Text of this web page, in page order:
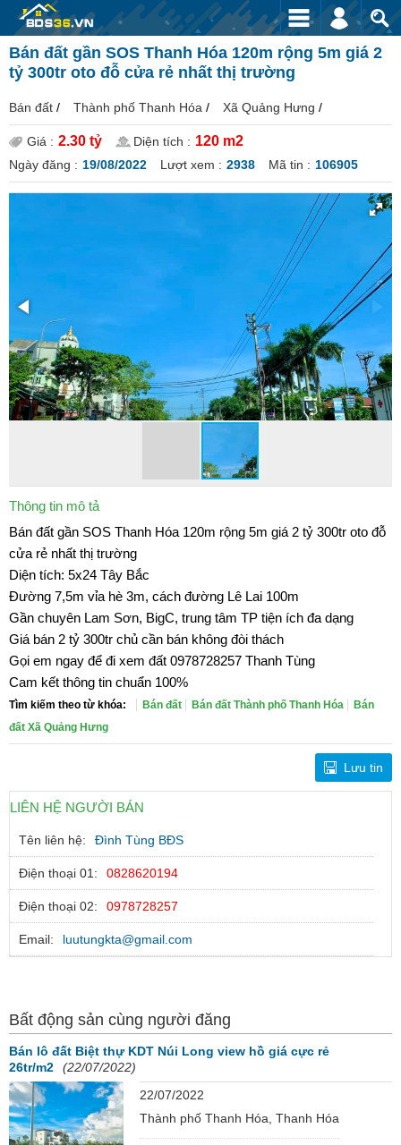
Bán đất gần SOS Thanh Hóa 120m rộng 5m giá 2
tỷ 300tr oto đỗ cửa rẻ nhất thị trường
Bán đất / Thành phố Thanh Hóa / Xã Quảng Hưng /
Giá : 2.30 tỷ Diện tích : 120 m2
Ngày đăng : 19/08/2022 Lượt xem : 2938 Mã tin : 106905
Thông tin mô tả
Bán đất gần SOS Thanh Hóa 120m rộng 5m giá 2 tỷ 300tr oto đỗ
cửa rẻ nhất thị trường
Diện tích: 5x24 Tây Bắc
Đường 7,5m vỉa hè 3m, cách đường Lê Lai 100m
Gần chuyên Lam Sơn, BigC, trung tâm TP tiện ích đa dạng
Giá bán 2 tỷ 300tr chủ cần bán không đòi thách
Gọi em ngay để đi xem đất 0978728257 Thanh Tùng
Cam kết thông tin chuẩn 100%
Tìm kiếm theo từ khóa: Bán đất Bán đất Thành phố Thanh Hóa
Bán
đất Xã Quảng Hưng
Lưu tin
LIÊN HỆ NGƯỜI BÁN
Tên liên hệ: Đình Tùng BĐS
Điện thoại 01: 0828620194
Điện thoại 02: 0978728257
Email: luutungkta@gmail.com
Bất động sản cùng người đăng
Bán lô đất Biệt thự KDT Núi Long view hồ giá cực rẻ
26tr/m2
(22/07/2022)
22/07/2022
Thành phố Thanh Hóa, Thanh Hóa